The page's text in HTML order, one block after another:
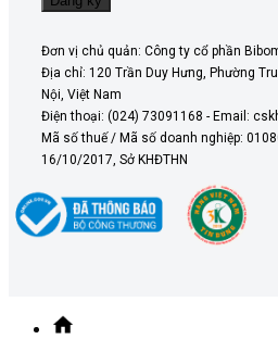
Đơn vị chủ quản: Công ty cổ phần
Địa chỉ: 120 Trần Duy Hưng, Phường
Nội, Việt Nam
Điện thoại: (024) 73091168 - Email:
Mã số thuế / Mã số doanh nghiệp:
16/10/2017, Sở KHĐTHN